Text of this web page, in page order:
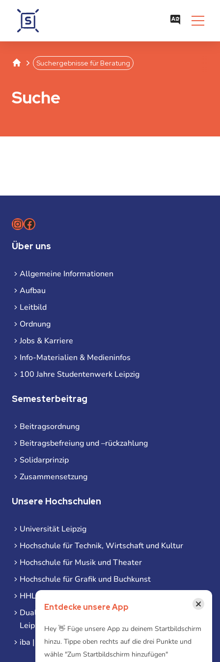
Studentenwerk Leipzig
SeparatorSuchergebnisse für Beratung
Suche
Instagram
Facebook
Über uns
Allgemeine Informationen
Aufbau
Leitbild
Ordnung
Jobs & Karriere
Info-Materialien & Medieninfos
100 Jahre Studentenwerk Leipzig
Semesterbeitrag
Beitragsordnung
Beitragsbefreiung und –rückzahlung
Solidarprinzip
Zusammensetzung
Unsere Hochschulen
Universität Leipzig
Hochschule für Technik, Wirtschaft und Kultur
Hochschule für Musik und Theater
Hochschule für Grafik und Buchkunst
HHL Leipzig
Duale Hochschule Sachsen (DHSN) am Standort
Leipzig
iba | Campus Leipzig
Entdecke unsere App ×
Hey 👋 Füge unsere App zu deinem Startbildschirm
hinzu. Tippe oben rechts auf die drei Punkte und
wähle "Zum Startbildschirm hinzufügen"